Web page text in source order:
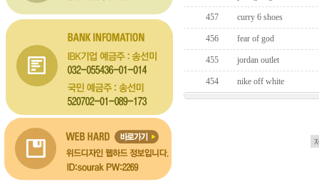
457 curry 6 shoes
456 fear of god
455 jordan outlet
454 nike off white